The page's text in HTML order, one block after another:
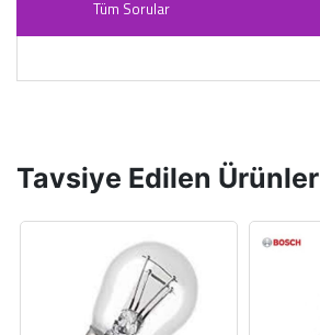
Tüm Sorular
Tavsiye Edilen Ürünler